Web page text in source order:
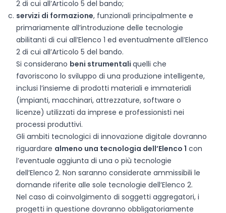
2 di cui all’Articolo 5 del bando;
servizi di formazione, funzionali principalmente e
primariamente all’introduzione delle tecnologie
abilitanti di cui all’Elenco 1 ed eventualmente all’Elenco
2 di cui all’Articolo 5 del bando.
Si considerano beni strumentali quelli che
favoriscono lo sviluppo di una produzione intelligente,
inclusi l’insieme di prodotti materiali e immateriali
(impianti, macchinari, attrezzature, software o
licenze) utilizzati da imprese e professionisti nei
processi produttivi.
Gli ambiti tecnologici di innovazione digitale dovranno
riguardare almeno una tecnologia dell’Elenco 1 con
l’eventuale aggiunta di una o più tecnologie
dell’Elenco 2. Non saranno considerate ammissibili le
domande riferite alle sole tecnologie dell’Elenco 2.
Nel caso di coinvolgimento di soggetti aggregatori, i
progetti in questione dovranno obbligatoriamente